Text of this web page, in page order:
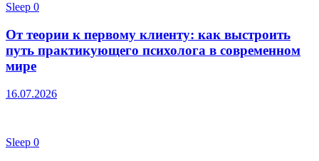
Sleep 0
От теории к первому клиенту: как выстроить
путь практикующего психолога в современном
мире
16.07.2026
Sleep 0